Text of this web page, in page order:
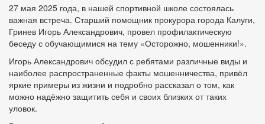
27 мая 2025 года, в нашей спортивной школе состоялась
важная встреча. Старший помощник прокурора города Калуги,
Гринев Игорь Александрович, провел профилактическую
беседу с обучающимися на тему «Осторожно, мошенники!».
Игорь Александрович обсудил с ребятами различные виды и
наиболее распространенные факты мошенничества, привёл
яркие примеры из жизни и подробно рассказал о том, как
можно надёжно защитить себя и своих близких от таких
уловок.